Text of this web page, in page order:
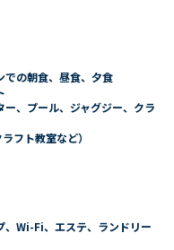
での朝食、昼食、夕食
、プール、ジャグジー、クラ
フト教室など）
、Wi-Fi、エステ、ランドリー